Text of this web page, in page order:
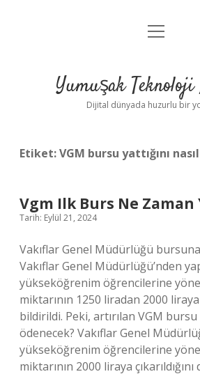
Anasayfa
Yasal Uyarı
menüyü
Yumuşak
Dijital dünyada huzurlu bir
Etiket:VGM bursu yattığını
Vgm Ilk Burs Ne Zaman
Tarih: Eylül 21, 2024
Vakıflar Genel Müdürlüğü
Vakıflar Genel Müdürlüğü’nden
yükseköğrenim öğrencilerine
miktarının 1250 liradan 2000 liraya
bildirildi. Peki, artırılan VGM
ödenecek? Vakıflar Genel
yükseköğrenim öğrencilerine
miktarının 2000 liraya